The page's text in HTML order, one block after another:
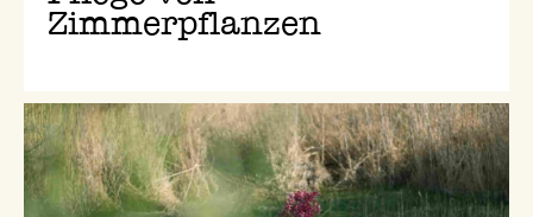
Zimmerpflanzen